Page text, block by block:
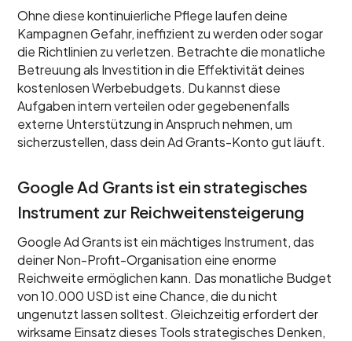
Ohne diese kontinuierliche Pflege laufen deine
Kampagnen Gefahr, ineffizient zu werden oder sogar
die Richtlinien zu verletzen. Betrachte die monatliche
Betreuung als Investition in die Effektivität deines
kostenlosen Werbebudgets. Du kannst diese
Aufgaben intern verteilen oder gegebenenfalls
externe Unterstützung in Anspruch nehmen, um
sicherzustellen, dass dein Ad Grants-Konto gut läuft.
Google Ad Grants ist ein strategisches
Instrument zur Reichweitensteigerung
Google Ad Grants ist ein mächtiges Instrument, das
deiner Non-Profit-Organisation eine enorme
Reichweite ermöglichen kann. Das monatliche Budget
von 10.000 USD ist eine Chance, die du nicht
ungenutzt lassen solltest. Gleichzeitig erfordert der
wirksame Einsatz dieses Tools strategisches Denken,